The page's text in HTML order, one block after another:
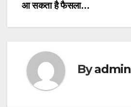
आ सकता है फैसला…
Byadmin